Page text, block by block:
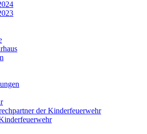
der Kinderfeuerwehr